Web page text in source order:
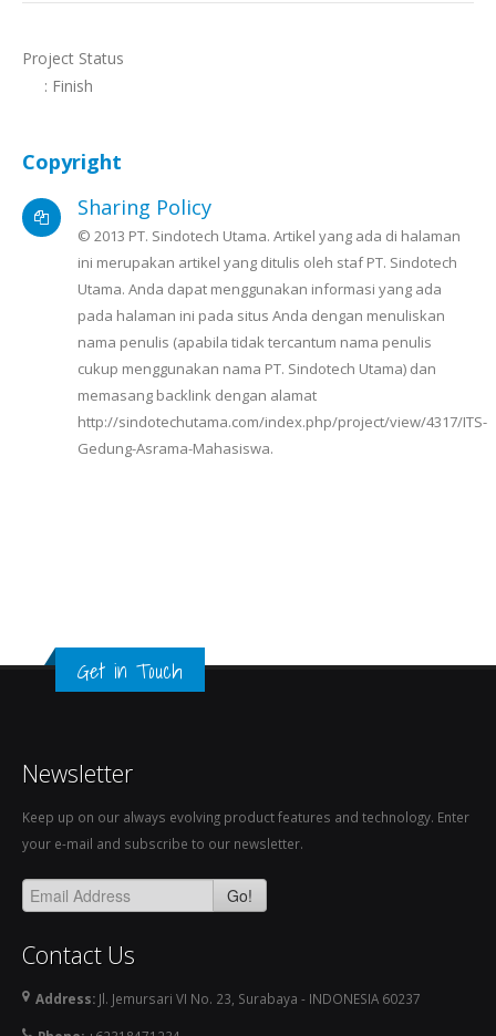
Project Status
: Finish
Copyright
Sharing Policy
© 2013 PT. Sindotech Utama. Artikel yang ada di halaman
ini merupakan artikel yang ditulis oleh staf PT. Sindotech
Utama. Anda dapat menggunakan informasi yang ada
pada halaman ini pada situs Anda dengan menuliskan
nama penulis (apabila tidak tercantum nama penulis
cukup menggunakan nama PT. Sindotech Utama) dan
memasang backlink dengan alamat
http://sindotechutama.com/index.php/project/view/4317/ITS-
Gedung-Asrama-Mahasiswa.
Get in Touch
Newsletter
Keep up on our always evolving product features and technology. Enter
your e-mail and subscribe to our newsletter.
Go!
Contact Us
Address: Jl. Jemursari VI No. 23, Surabaya - INDONESIA 60237